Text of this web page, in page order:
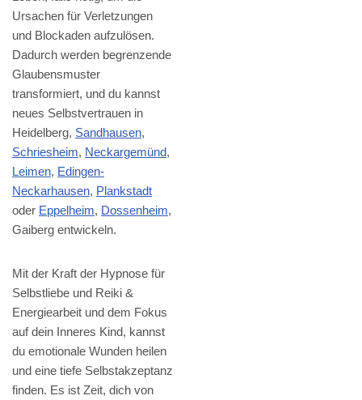
Ursachen für Verletzungen
und Blockaden aufzulösen.
Dadurch werden begrenzende
Glaubensmuster
transformiert, und du kannst
neues Selbstvertrauen in
Heidelberg, Sandhausen,
Schriesheim, Neckargemünd,
Leimen, Edingen-
Neckarhausen, Plankstadt
oder Eppelheim, Dossenheim,
Gaiberg entwickeln.
Mit der Kraft der Hypnose für
Selbstliebe und Reiki &
Energiearbeit und dem Fokus
auf dein Inneres Kind, kannst
du emotionale Wunden heilen
und eine tiefe Selbstakzeptanz
finden. Es ist Zeit, dich von